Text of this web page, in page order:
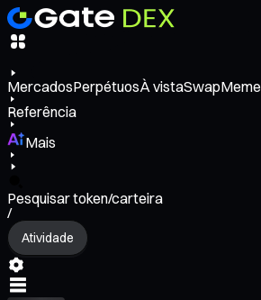
MercadosPerpétuosÀ vistaSwapMeme
Referência
Mais
Pesquisar token/carteira
/
Atividade